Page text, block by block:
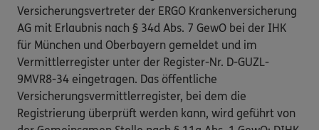
Versicherungsvertreter der ERGO Krankenversicherung
AG mit Erlaubnis nach § 34d Abs. 7 GewO bei der IHK
für München und Oberbayern gemeldet und im
Vermittlerregister unter der Register-Nr. D-GUZL-
9MVR8-34 eingetragen. Das öffentliche
Versicherungsvermittlerregister, bei dem die
Registrierung überprüft werden kann, wird geführt von